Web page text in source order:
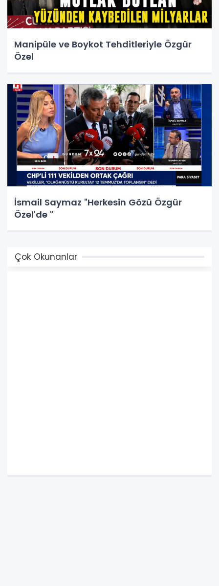
Manipüle ve Boykot Tehditleriyle Özgür
Özel
İsmail Saymaz "Herkesin Gözü Özgür
Özel'de "
Çok Okunanlar